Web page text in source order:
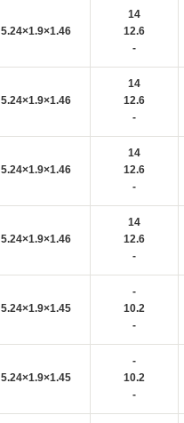
5.24×1.9×1.46
14
12.6
-
5.24×1.9×1.46
14
12.6
-
5.24×1.9×1.46
14
12.6
-
5.24×1.9×1.46
14
12.6
-
5.24×1.9×1.45
-
10.2
-
5.24×1.9×1.45
-
10.2
-